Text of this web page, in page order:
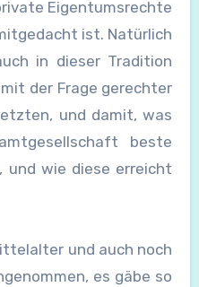
Eigentumsrechte
ist. Natürlich
in dieser Tradition
der Frage gerechter
und damit, was
beste
und wie diese erreicht
und auch noch
es gäbe so